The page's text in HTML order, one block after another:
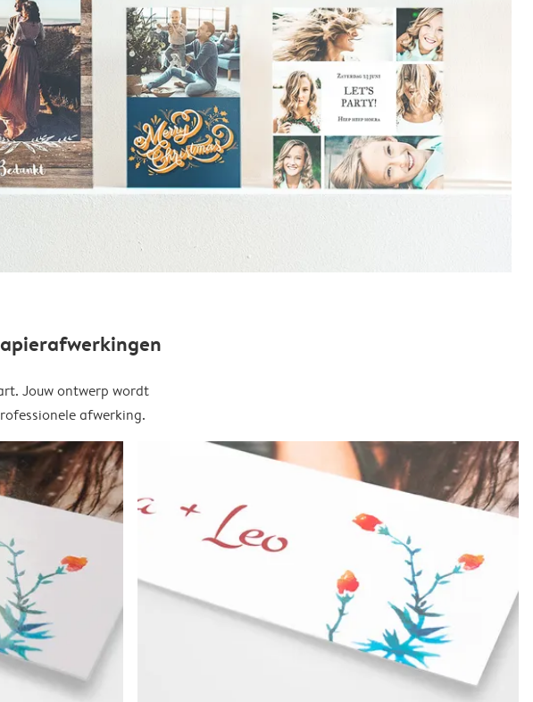
Jouw ontwerp wordt
afwerking.